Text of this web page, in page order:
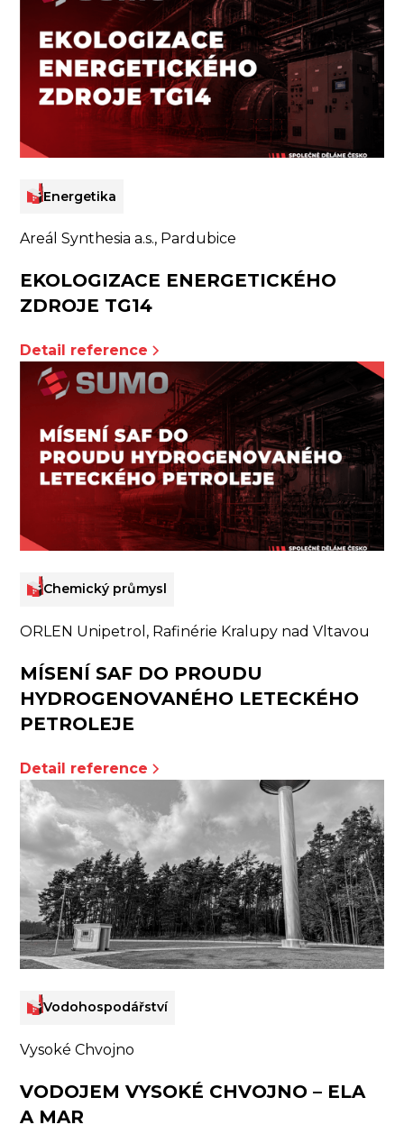
Energetika
Areál Synthesia a.s., Pardubice
EKOLOGIZACE ENERGETICKÉHO
ZDROJE TG14
Detail reference
Chemický průmysl
ORLEN Unipetrol, Rafinérie Kralupy nad Vltavou
MÍSENÍ SAF DO PROUDU
HYDROGENOVANÉHO LETECKÉHO
PETROLEJE
Detail reference
Vodohospodářství
Vysoké Chvojno
VODOJEM VYSOKÉ CHVOJNO – ELA
A MAR